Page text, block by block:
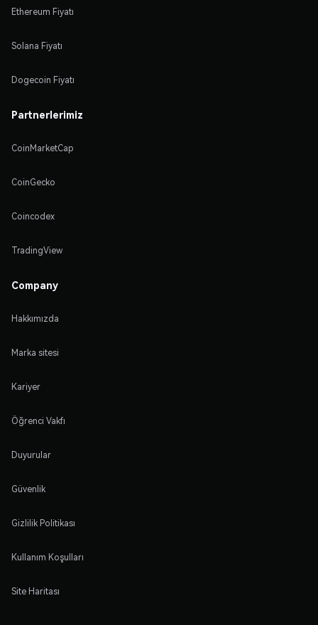
Ethereum Fiyatı
Solana Fiyatı
Dogecoin Fiyatı
Partnerlerimiz
CoinMarketCap
CoinGecko
Coincodex
TradingView
Company
Hakkımızda
Marka sitesi
Kariyer
Öğrenci Vakfı
Duyurular
Güvenlik
Gizlilik Politikası
Kullanım Koşulları
Site Haritası